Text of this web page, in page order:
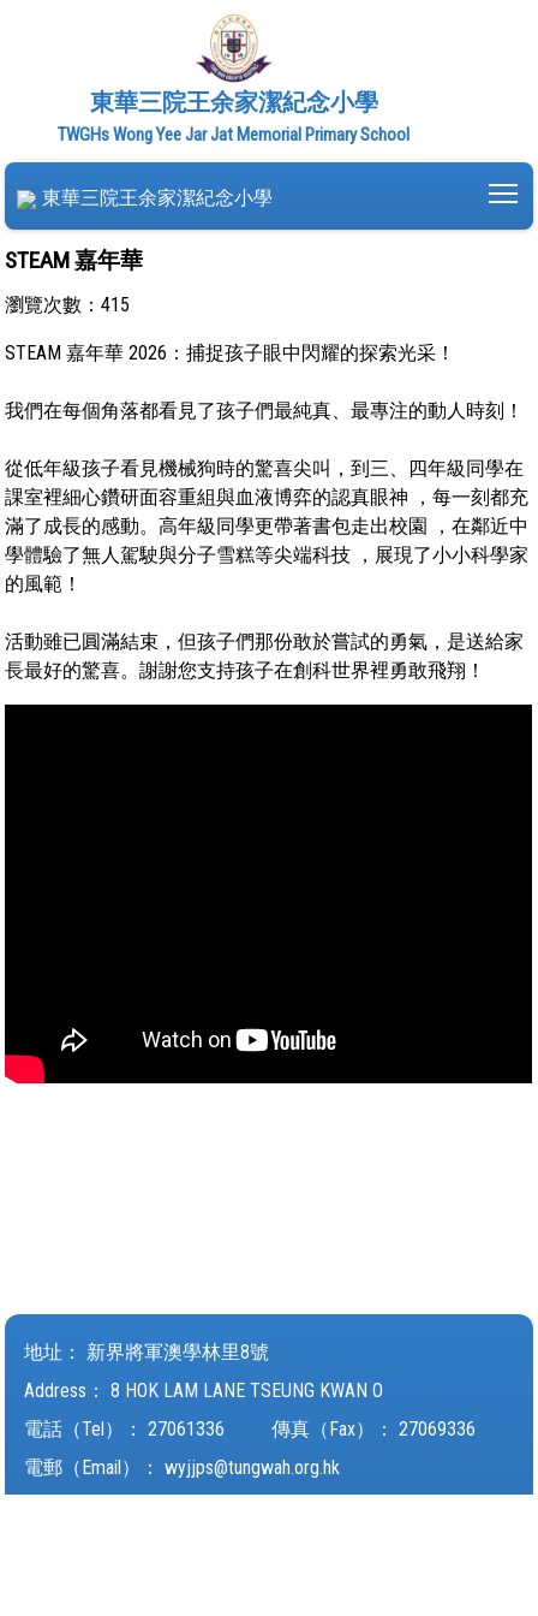
東華三院王余家潔紀念小學
TWGHs Wong Yee Jar Jat Memorial Primary School
東華三院王余家潔紀念小學
STEAM 嘉年華
瀏覽次數：415
STEAM 嘉年華 2026：捕捉孩子眼中閃耀的探索光采！
我們在每個角落都看見了孩子們最純真、最專注的動人時刻！
從低年級孩子看見機械狗時的驚喜尖叫，到三、四年級同學在
課室裡細心鑽研面容重組與血液博弈的認真眼神 ，每一刻都充
滿了成長的感動。高年級同學更帶著書包走出校園 ，在鄰近中
學體驗了無人駕駛與分子雪糕等尖端科技 ，展現了小小科學家
的風範！
活動雖已圓滿結束，但孩子們那份敢於嘗試的勇氣，是送給家
長最好的驚喜。謝謝您支持孩子在創科世界裡勇敢飛翔！
地址：
新界將軍澳學林里8號
Address：
8 HOK LAM LANE TSEUNG KWAN O
電話（Tel）：
27061336 傳真（Fax）： 27069336
電郵（Email）：
wyjjps@tungwah.org.hk